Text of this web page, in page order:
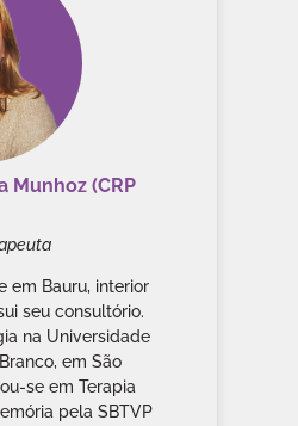
Munhoz (CRP
em Bauru, interior
seu consultório.
na Universidade
em São
se em Terapia
pela SBTVP